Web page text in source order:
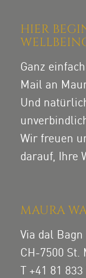
HIER
Ganz
Mail an
Und
Wir freuen
darauf, Ihre
MAURA
Via dal Bagn
CH-7500 St.
T +41 81